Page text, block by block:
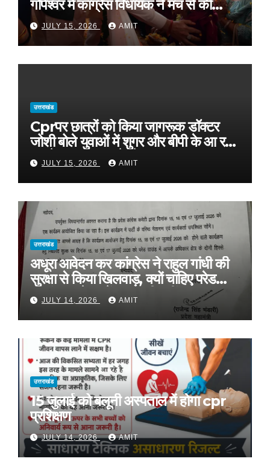
गोपेश्वर में कांग्रेस विधायक ने मंच से की
खुलकर तारीफ*
JULY 15, 2026 AMIT
उत्तराखंड
Cprपर छात्रों को किया जागरूक डॉक्टर
जोशी बोले युवाओं में शुगर और बीपी के आ रहे
मामले, फास्ट फूड से रहे दूर
JULY 15, 2026 AMIT
उत्तराखंड
अधूरा आवेदन कर कांग्रेस ने राहुल गांधी की
सुरक्षा से किया खिलवाड़, क्यों चाहिए परेड
ग्राउंड, आवेदन में बताया ही नहीं
JULY 14, 2026 AMIT
उत्तराखंड
15 जुलाई को बलूनी अस्पताल में होगा cpr
प्रशिक्षण
JULY 14, 2026 AMIT